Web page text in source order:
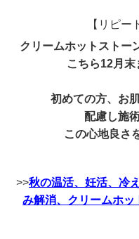
【リピー
クリームホットストー
こちら12月末
初めての方、お
配慮し施
この心地良さ
>>秋の温活、妊活、冷
み解消、クリームホッ